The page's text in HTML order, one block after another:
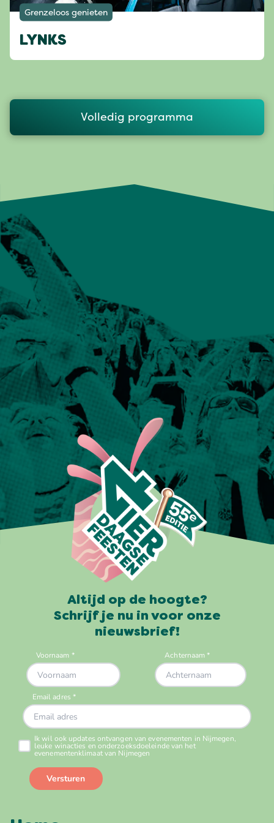
Grenzeloos genieten
LYNKS
Volledig programma
Altijd op de hoogte?
Schrijf je nu in voor onze
nieuwsbrief!